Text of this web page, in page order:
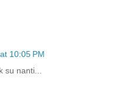
10:05 PM
su nanti...